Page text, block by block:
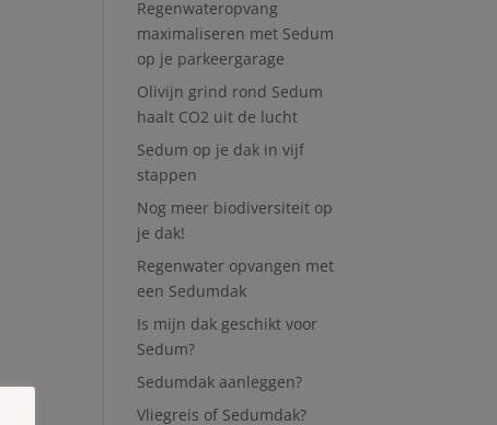
Regenwateropvang
maximaliseren met Sedum
op je parkeergarage
Olivijn grind rond Sedum
haalt CO2 uit de lucht
Sedum op je dak in vijf
stappen
Nog meer biodiversiteit op
je dak!
Regenwater opvangen met
een Sedumdak
Is mijn dak geschikt voor
Sedum?
Sedumdak aanleggen?
Vliegreis of Sedumdak?